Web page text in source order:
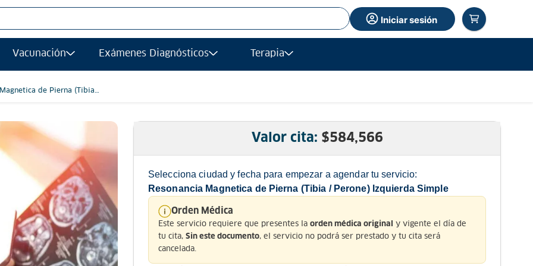
Iniciar sesión
Vacunación Exámenes Diagnósticos Terapia
de Pierna (Tibia /
Valor cita: $584,566
Selecciona ciudad y fecha para empezar a agendar tu servicio:
Resonancia Magnetica de Pierna (Tibia / Perone) Izquierda Simple
Orden Médica
Este servicio requiere que presentes la orden médica original
y vigente el día de
tu cita, Sin este documento, el servicio no podrá ser prestado y tu cita será
cancelada.
transvaginal